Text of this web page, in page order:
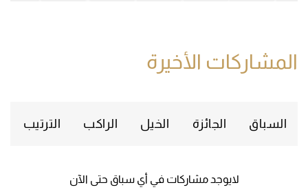
المشاركات الأخيرة
السباق الجائزة الخيل الراكب الترتيب
لايوجد مشاركات في أي سباق حتى الآن